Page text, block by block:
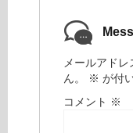
メールアド
ん。
※ が付
コメント ※